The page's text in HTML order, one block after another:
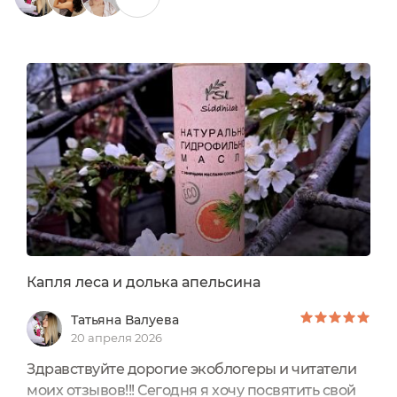
0/ 250
Капля леса и долька апельсина
Татьяна Валуева
20 апреля 2026
Здравствуйте дорогие экоблогеры и читатели
моих отзывов!!! Сегодня я хочу посвятить свой